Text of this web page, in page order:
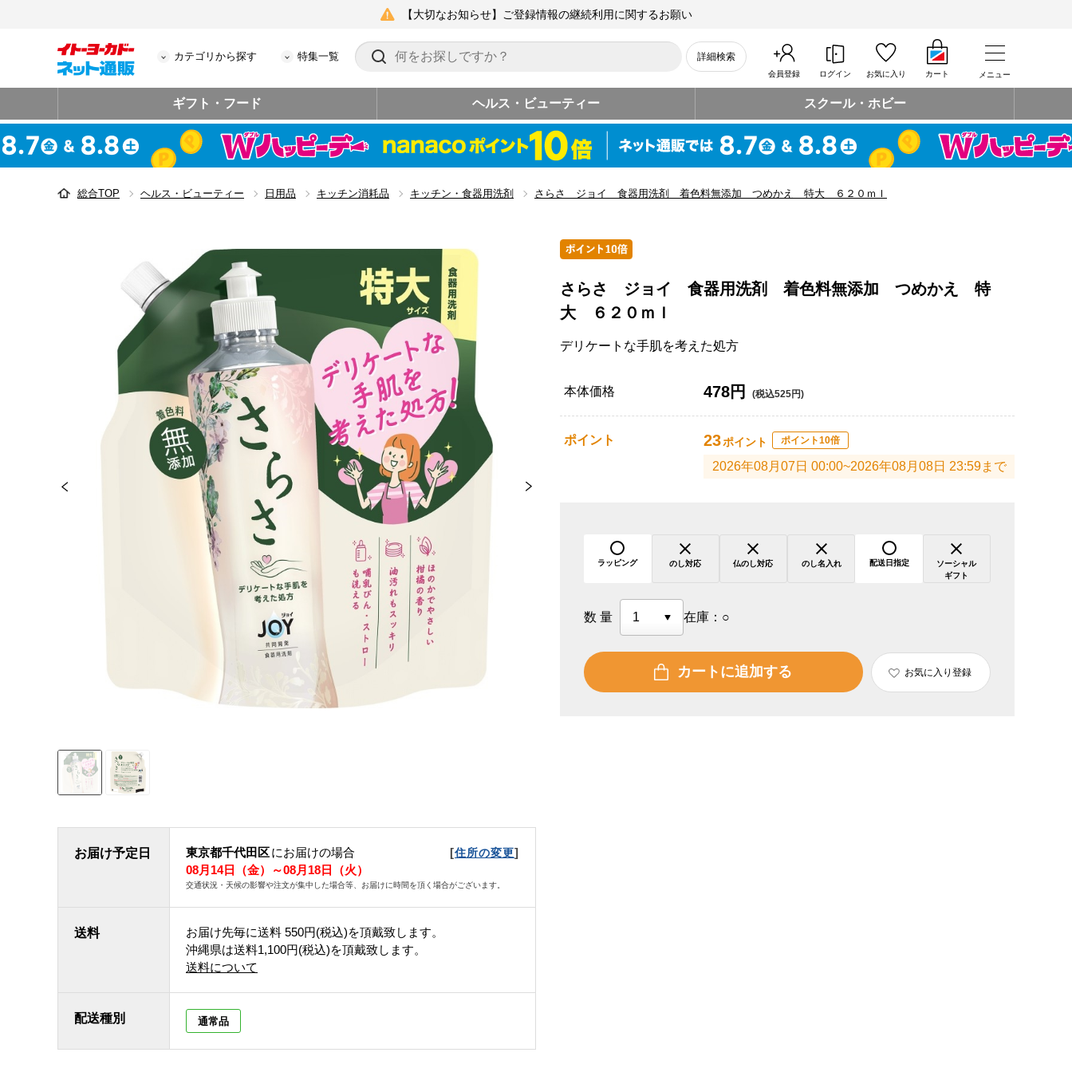
【大切なお知らせ】ご登録情報の継続利用に関するお願い
カテゴリから探す 特集一覧 詳細検索
会員登録 ログイン お気に入り カート メニュー
ギフト・フード ヘルス・ビューティー スクール・ホビー
総合TOP ヘルス・ビューティー 日用品 キッチン消耗品 キッチン・食器用洗剤 さらさ ジョイ 食器用洗剤 着色料無添加 つめかえ 特大 ６２０ｍｌ
お届け予定日 東京都千代田区にお届けの場合 [住所の変更]
08月14日（金）～08月18日（火）
交通状況・天候の影響や注文が集中した場合等、お届けに時間を頂く場合がございます。
送料 お届け先毎に送料 550円(税込)を頂戴致します。
沖縄県は送料1,100円(税込)を頂戴致します。
送料について
配送種別 通常品
さらさ ジョイ 食器用洗剤 着色料無添加 つめかえ 特
大 ６２０ｍｌ
デリケートな手肌を考えた処方
本体価格 478円 (税込525円)
ポイント 23ポイント ポイント10倍
2026年08月07日 00:00~2026年08月08日 23:59まで
ラッピング のし対応 仏のし対応 のし名入れ 配送日指定
ソーシャル
ギフト
数量 在庫： ○
カートに追加する お気に入り登録